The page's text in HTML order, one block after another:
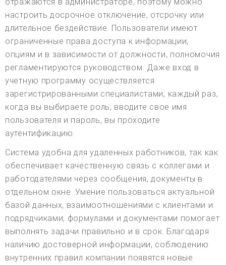
настроить досрочное отключение, отсрочку или
длительное бездействие. Пользователи имеют
ограниченные права доступа к информации,
опциям и в зависимости от должности, полномочия
регламентируются руководством. Даже вход в
учетную программу осуществляется
зарегистрированными специалистами, каждый раз,
когда вы выбираете роль, вводите свое имя
пользователя и пароль, вы проходите
аутентификацию.
Система удобна для удаленных работников, так как
обеспечивает качественную связь с коллегами и
работодателями через сообщения, документы в
отдельном окне. Умение пользоваться актуальной
базой данных, взаимоотношениями с клиентами и
подрядчиками, формулами и документами помогает
выполнять задачи правильно и в срок. Благодаря
наличию достоверной информации, соблюдению
внутренних правил компании появятся новые